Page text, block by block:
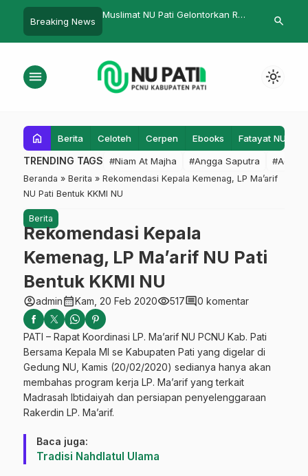
Breaking News
Memandikan Jenazah sambil
PCNU Pati
search
menu light_mode
home Berita Celoteh Cerpen Ebooks Fatayat NU
TRENDING TAGS #Niam At Majha #Angga Saputra #Admin
Beranda » Berita » Rekomendasi Kepala Kemenag, LP Ma’arif
NU Pati Bentuk KKMI NU
Berita
Rekomendasi Kepala
Kemenag, LP Ma’arif NU Pati
Bentuk KKMI NU
account_circleadmincalendar_monthKam, 20 Feb 2020visibility517comment0 komentar
PATI – Rapat Koordinasi LP. Ma’arif NU PCNU Kab. Pati
Bersama Kepala MI se Kabupaten Pati yang digelar di
Gedung NU, Kamis (20/02/2020) sedianya hanya akan
membahas program kerja LP. Ma’arif yang terkait
Madrasah Ibtidaiyah dan persiapan penyelenggaraan
Rakerdin LP. Ma’arif.
Baca juga:
Tradisi Nahdlatul Ulama